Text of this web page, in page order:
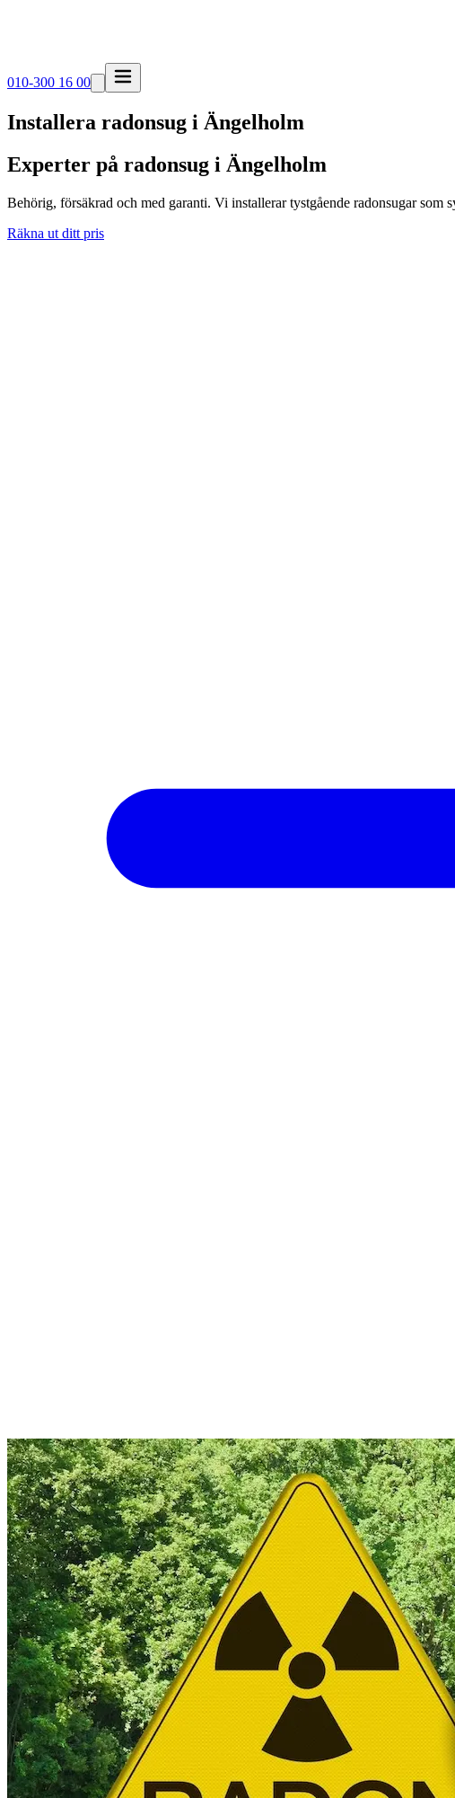
010-300 16 00
Installera radonsug i Ängelholm
Experter på radonsug i Ängelholm
Behörig, försäkrad och med garanti. Vi installerar tystgående radonsugar som
Räkna ut ditt pris